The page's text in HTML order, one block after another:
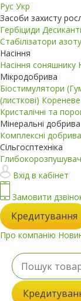
Рус Укр
Засоби захисту
Гербіциди
Стабілізатори азоту
Насіння
Насіння соняшнику
Мікродобрива
Біостимулятори
(листкові) Кореневе
Кристалічні та
Мінеральні добрива
Комплексні добрива
Сільгосптехніка
Вхід в кабінет
Замовити
Кредитування
Про компанію